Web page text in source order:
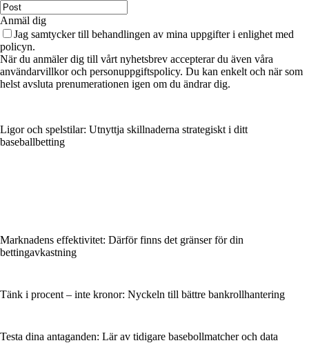
Anmäl dig
Jag samtycker till behandlingen av mina uppgifter i enlighet med
policyn.
När du anmäler dig till vårt nyhetsbrev accepterar du även våra
användarvillkor och personuppgiftspolicy. Du kan enkelt och när som
helst avsluta prenumerationen igen om du ändrar dig.
Ligor och spelstilar: Utnyttja skillnaderna strategiskt i ditt
baseballbetting
Marknadens effektivitet: Därför finns det gränser för din
bettingavkastning
Tänk i procent – inte kronor: Nyckeln till bättre bankrollhantering
Testa dina antaganden: Lär av tidigare basebollmatcher och data